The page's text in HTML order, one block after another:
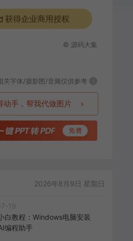
获得企业商用授权
© 源码大集
关字体/摄影图/音频仅供参考 i
动手，帮我代做图片
2026年8月9日 星期日
19
白教程：Windows电脑安装
编程助手